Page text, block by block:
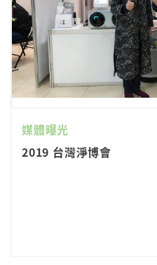
媒體曝光
2019 台灣淨博會